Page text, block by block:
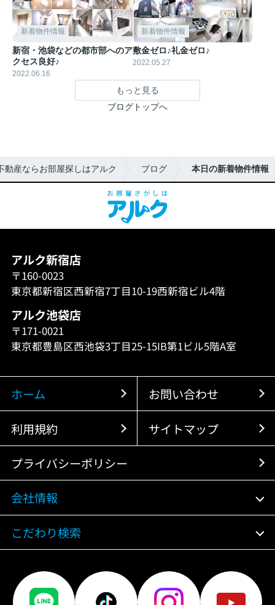
新着物件情報
新宿・池袋などの都市部へのア
クセス良好♪
2022.06.16
新着物件情報
敷金ゼロ♪礼金ゼロ♪
2022.05.27
もっと見る
ブログトップへ
動産ならお部屋探しはアルク ブログ 本日の新着物件情報
アルク新宿店
〒160-0023
東京都新宿区西新宿7丁目10-19西新宿ビル4階
アルク池袋店
〒171-0021
東京都豊島区西池袋3丁目25-15IB第1ビル5階A室
ホーム お問い合わせ
利用規約 サイトマップ
プライバシーポリシー
会社情報
こだわり検索